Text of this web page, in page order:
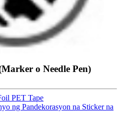
o Needle Pen)
PET Tape
ng Pandekorasyon na Sticker na